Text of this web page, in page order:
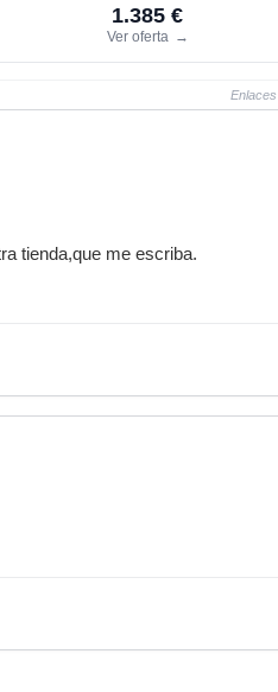
1.385 €
Ver oferta →
tienda,que me escriba.